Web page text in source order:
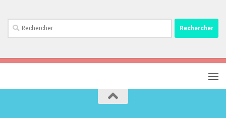
Rechercher :